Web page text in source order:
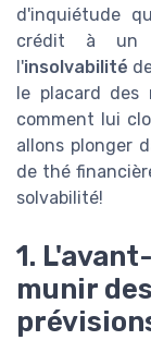
d'inquiétude
crédit à un
l'insolvabilité
le placard des
comment lui
allons plonger
de thé
solvabilité!
1.
munir